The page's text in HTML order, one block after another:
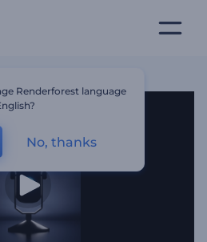
Renderforest language
No, thanks